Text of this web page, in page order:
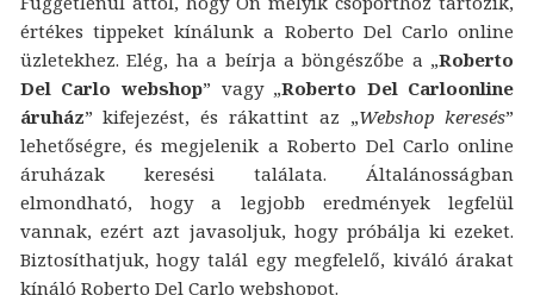
értékes tippeket kínálunk a Roberto Del Carlo online
üzletekhez. Elég, ha a beírja a böngészőbe a „Roberto
Del Carlo webshop” vagy „Roberto Del Carloonline
áruház” kifejezést, és rákattint az „Webshop keresés”
lehetőségre, és megjelenik a Roberto Del Carlo online
áruházak keresési találata. Általánosságban
elmondható, hogy a legjobb eredmények legfelül
vannak, ezért azt javasoljuk, hogy próbálja ki ezeket.
Biztosíthatjuk, hogy talál egy megfelelő, kiváló árakat
kínáló Roberto Del Carlo webshopot.